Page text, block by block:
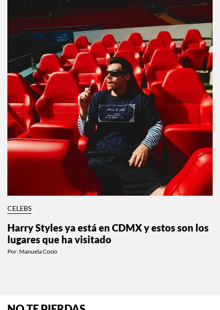
CELEBS
Harry Styles ya está en CDMX y estos son los
lugares que ha visitado
Por: Manuela Cosío